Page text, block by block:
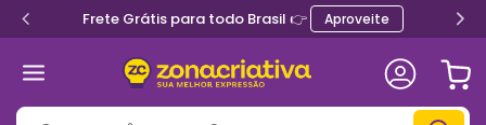
Frete Grátis para todo Brasil 👉 Aproveite
O que você procura?